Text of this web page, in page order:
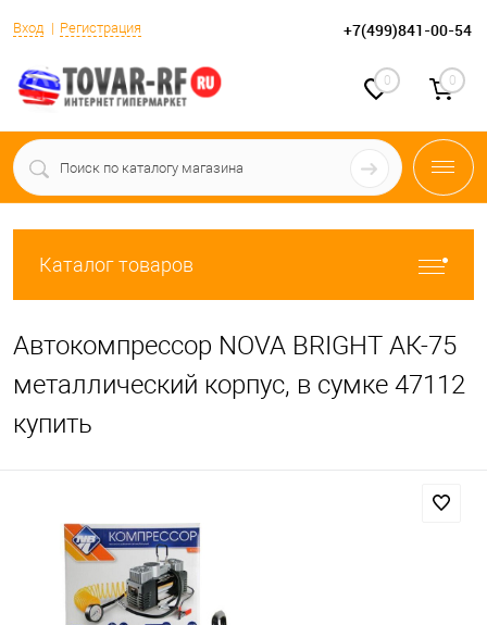
Вход Регистрация +7(499)841-00-54
0 0
Каталог товаров
Автокомпрессор NOVA BRIGHT АК-75
металлический корпус, в сумке 47112
купить